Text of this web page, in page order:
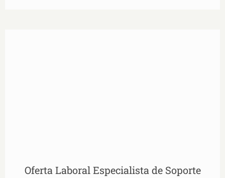
Oferta Laboral Especialista de Soporte